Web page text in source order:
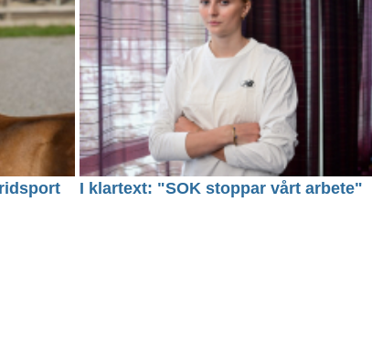
I klartext: "SOK stoppar vårt arbete"